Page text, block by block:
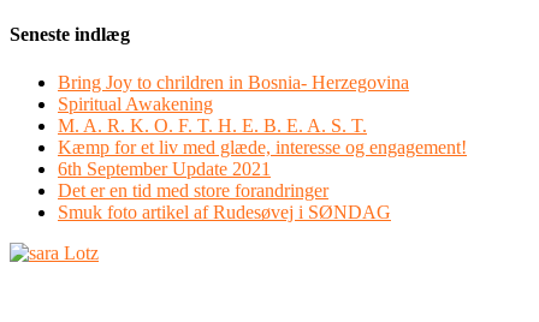
Seneste indlæg
Bring Joy to chrildren in Bosnia- Herzegovina
Spiritual Awakening
M. A. R. K. O. F. T. H. E. B. E. A. S. T.
Kæmp for et liv med glæde, interesse og engagement!
6th September Update 2021
Det er en tid med store forandringer
Smuk foto artikel af Rudesøvej i SØNDAG